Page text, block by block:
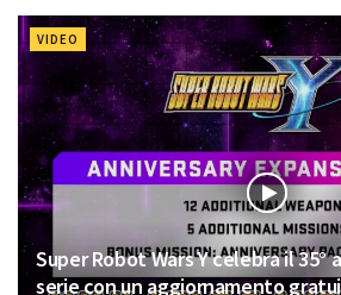
VIDEO
Super Robot Wars Y celebra il 35°
serie con un aggiornamento